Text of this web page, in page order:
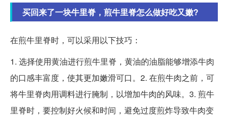
买回来了一块牛里脊，煎牛里脊怎么做好吃又嫩?
在煎牛里脊时，可以采用以下技巧：
1. 选择使用黄油进行煎牛里脊，黄油的油脂能够增添牛肉
的口感丰富度，使其更加嫩滑可口。2. 在煎牛肉之前，可
将牛里脊肉用调料进行腌制，以增加牛肉的风味。3. 煎牛
里脊时，要控制好火候和时间，避免过度煎炸导致牛肉变